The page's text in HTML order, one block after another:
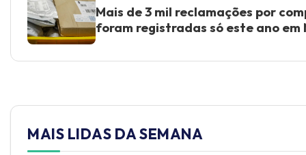
Mais de 3 mil reclamações por
foram registradas só este ano em
MAIS LIDAS DA SEMANA